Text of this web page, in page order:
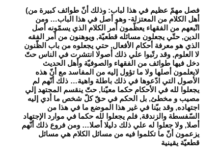
(فصل مهمّ عظيم في هذا لباب: وذلك أنّ طوائف كبيرة من
أهل الكلام من المعتزلة- وهو أصل في هذا الباب… ومن
اتّبعهم من الفقهاء يعظّمون أمر الكلام الذي يسمّونه أصل
الدين, حتّي يجعلون مسائله قطعيّة, ويوهنون من أمر الفقه
الذي هو معرفة أحكام الأفعال, حتي يجعلوه من باب الظّنون
لا العلوم, وقد رتّبوا علي ذلك أصولا انتشرت في الناس حتّ
دخل فيها طوائف من الفقهاء والصوفيّة وأهل الحديث
لايعلمون أصلها ولا ما تؤول إليه من المفاسد مع أنّ هذه
الأصول التي ادّعوها في ذلك باطلة واهية… ذلك أنّهم لم
يجعلوا لله في الأحكام حكما معيّنا, حتّ ينقسم المجتهد إلي
مصيب و مخطئ, بل الحكم في حقّ كلّ شخص ما أدي إليه
اجتهاده, وقد بيّنا في غير هذا الموضع ما في هذا من
السّفسطة والزندقة, فلم يجعلوا لله حكما في موارد الإجتهاد
أصلا, ولا جعلوا له علي ذلك دليلا أصلا… ومن فروع ذلك أنّهم
يزعمون أنّ ما تكلموا فيه من مسائل الكلام هي مسائل
قطعيّة يقينية